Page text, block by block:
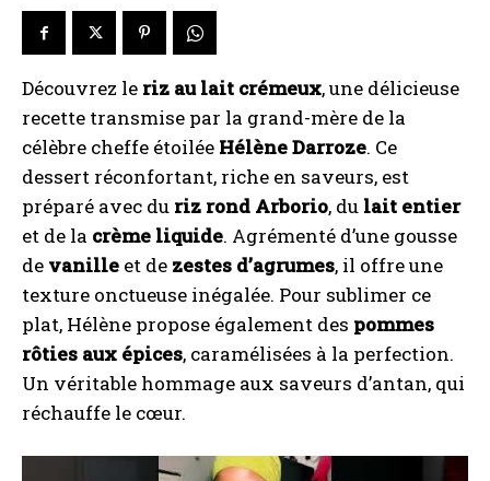
Découvrez le riz au lait crémeux, une délicieuse
recette transmise par la grand-mère de la
célèbre cheffe étoilée Hélène Darroze. Ce
dessert réconfortant, riche en saveurs, est
préparé avec du riz rond Arborio, du lait entier
et de la crème liquide. Agrémenté d’une gousse
de vanille et de zestes d’agrumes, il offre une
texture onctueuse inégalée. Pour sublimer ce
plat, Hélène propose également des pommes
rôties aux épices, caramélisées à la perfection.
Un véritable hommage aux saveurs d’antan, qui
réchauffe le cœur.